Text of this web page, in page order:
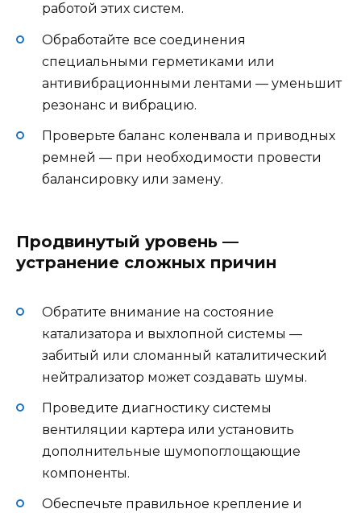
работой этих систем.
Обработайте все соединения
специальными герметиками или
антивибрационными лентами — уменьшит
резонанс и вибрацию.
Проверьте баланс коленвала и приводных
ремней — при необходимости провести
балансировку или замену.
Продвинутый уровень —
устранение сложных причин
Обратите внимание на состояние
катализатора и выхлопной системы —
забитый или сломанный каталитический
нейтрализатор может создавать шумы.
Проведите диагностику системы
вентиляции картера или установить
дополнительные шумопоглощающие
компоненты.
Обеспечьте правильное крепление и